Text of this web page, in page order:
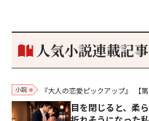
り。どうして勝てたのか、未だにわ
人気小説連載記事
小説 『大人の恋愛ピックアップ』 【
目を閉じると、柔